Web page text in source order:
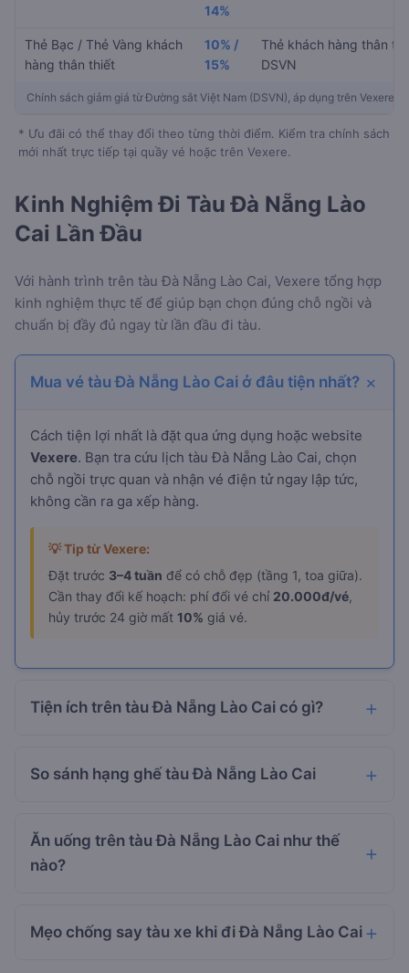
Chính sách giảm giá từ Đường sắt Việt Nam (DSVN), áp dụng trên Vexere
14%
Thẻ Bạc / Thẻ Vàng khách
hàng thân thiết
10% /
15%
Thẻ khách hàng thân
DSVN
* Ưu đãi có thể thay đổi theo từng thời điểm. Kiểm tra chính sách
mới nhất trực tiếp tại quầy vé hoặc trên Vexere.
Kinh Nghiệm Đi Tàu Đà Nẵng Lào
Cai Lần Đầu
Với hành trình trên tàu Đà Nẵng Lào Cai, Vexere tổng hợp
kinh nghiệm thực tế để giúp bạn chọn đúng chỗ ngồi và
chuẩn bị đầy đủ ngay từ lần đầu đi tàu.
Mua vé tàu Đà Nẵng Lào Cai ở đâu tiện nhất?
Cách tiện lợi nhất là đặt qua ứng dụng hoặc website
Vexere. Bạn tra cứu lịch tàu Đà Nẵng Lào Cai, chọn
chỗ ngồi trực quan và nhận vé điện tử ngay lập tức,
không cần ra ga xếp hàng.
💡 Tip từ Vexere:
Đặt trước 3–4 tuần để có chỗ đẹp (tầng 1, toa giữa).
Cần thay đổi kế hoạch: phí đổi vé chỉ 20.000đ/vé,
hủy trước 24 giờ mất 10% giá vé.
Tiện ích trên tàu Đà Nẵng Lào Cai có gì?
So sánh hạng ghế tàu Đà Nẵng Lào Cai
Ăn uống trên tàu Đà Nẵng Lào Cai như thế
nào?
Mẹo chống say tàu xe khi đi Đà Nẵng Lào Cai